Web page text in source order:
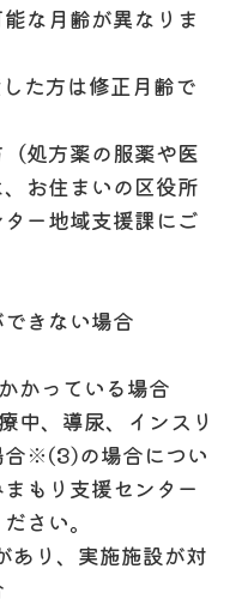
な月齢が異なりま
た方は修正月齢で
処方薬の服薬や医
お住まいの区役所
ー地域支援課にご
きない場合
かっている場合
中、導尿、インスリ
合※(3)の場合につい
もり支援センター
さい。
あり、実施施設が対